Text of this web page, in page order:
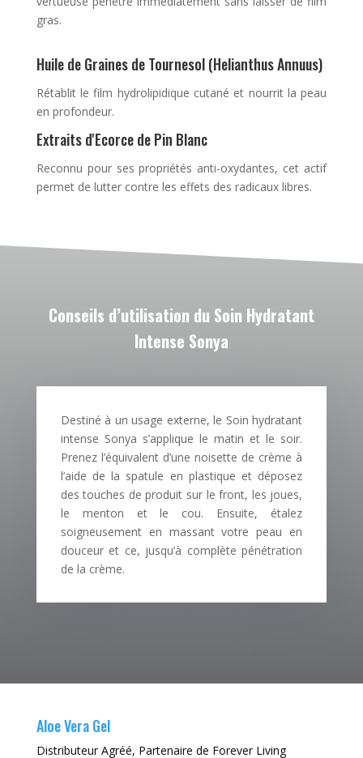
gras.
Huile de Graines de Tournesol (Helianthus Annuus)
Rétablit le film hydrolipidique cutané et nourrit la peau
en profondeur.
Extraits d'Ecorce de Pin Blanc
Reconnu pour ses propriétés anti-oxydantes, cet actif
permet de lutter contre les effets des radicaux libres.
Conseils d’utilisation du Soin Hydratant
Intense Sonya
Destiné à un usage externe, le Soin hydratant
intense Sonya s’applique le matin et le soir.
Prenez l’équivalent d’une noisette de crème à
l’aide de la spatule en plastique et déposez
des touches de produit sur le front, les joues,
le menton et le cou. Ensuite, étalez
soigneusement en massant votre peau en
douceur et ce, jusqu’à complète pénétration
de la crème.
Aloe Vera Gel
Distributeur Agréé, Partenaire de Forever Living